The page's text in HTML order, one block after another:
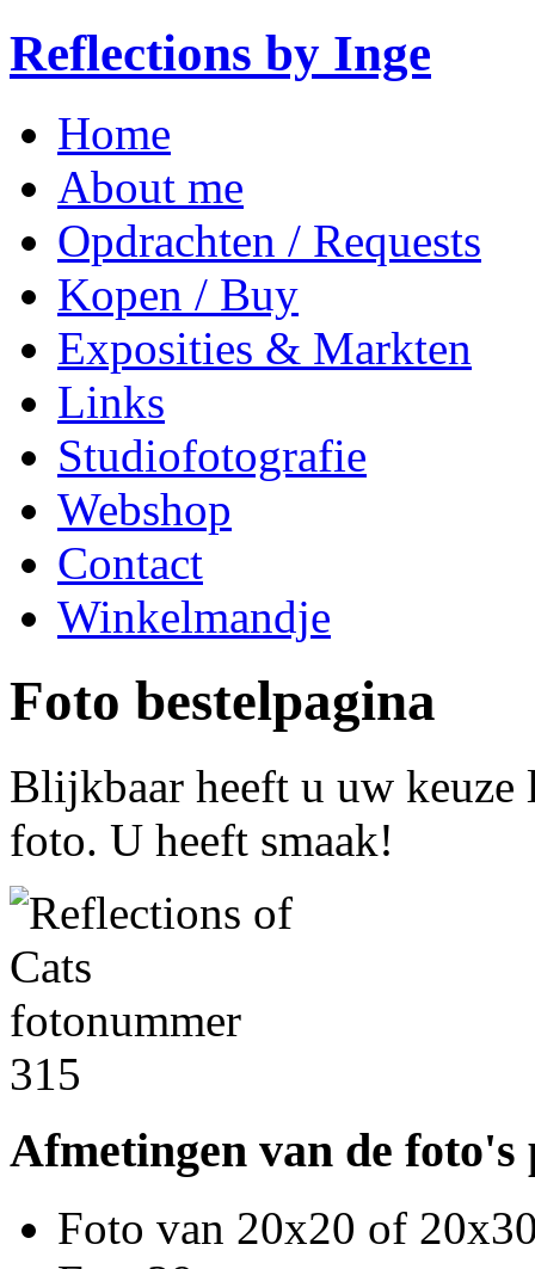
Reflections by Inge
Home
About me
Opdrachten / Requests
Kopen / Buy
Exposities & Markten
Links
Studiofotografie
Webshop
Contact
Winkelmandje
Foto bestelpagina
Blijkbaar heeft u uw keuze
foto. U heeft smaak!
Afmetingen van de
Foto van 20x20 of